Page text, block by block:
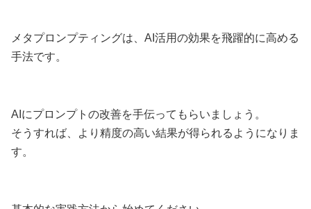
メタプロンプティングは、AI活用の効果を飛躍的に高める
手法です。
AIにプロンプトの改善を手伝ってもらいましょう。
そうすれば、より精度の高い結果が得られるようになりま
す。